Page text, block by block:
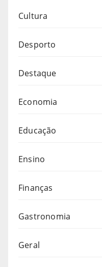
Cultura
Desporto
Destaque
Economia
Educação
Ensino
Finanças
Gastronomia
Geral